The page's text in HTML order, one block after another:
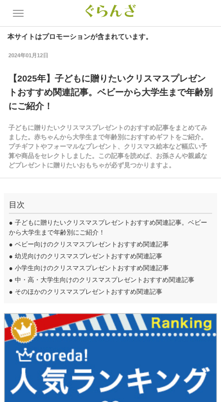
本サイトはプロモーションが含まれています。
2024年01月12日
【2025年】子どもに贈りたいクリスマスプレゼン
トおすすめ関連記事。ベビーから大学生まで年齢別
にご紹介！
子どもに贈りたいクリスマスプレゼントのおすすめ記事をまとめてみ
ました。赤ちゃんから大学生まで年齢別におすすめギフトをご紹介。
プチギフトやフォーマルなプレゼント、クリスマス絵本など幅広い予
算や商品をセレクトしました。この記事を読めば、お孫さんや親戚な
どプレゼントに贈りたいおもちゃが必ず見つかりますよ。
目次
● 子どもに贈りたいクリスマスプレゼントおすすめ関連記事。ベビー
から大学生まで年齢別にご紹介！
● ベビー向けのクリスマスプレゼントおすすめ関連記事
● 幼児向けのクリスマスプレゼントおすすめ関連記事
● 小学生向けのクリスマスプレゼントおすすめ関連記事
● 中・高・大学生向けのクリスマスプレゼントおすすめ関連記事
● そのほかのクリスマスプレゼントおすすめ関連記事